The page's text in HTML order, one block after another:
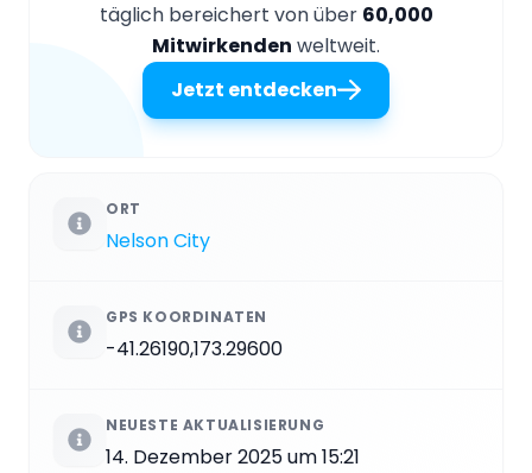
täglich bereichert von über 60,000
Mitwirkenden weltweit.
Jetzt entdecken
ORT
Nelson City
GPS KOORDINATEN
-41.26190,173.29600
NEUESTE AKTUALISIERUNG
14. Dezember 2025 um 15:21